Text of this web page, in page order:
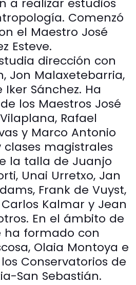
a realizar estudios
Comenzó
el Maestro José
Esteve.
dirección con
Jon Malaxetebarria,
Iker Sánchez. Ha
los Maestros José
Rafael
y Marco Antonio
clases magistrales
la talla de Juanjo
Unai Urretxo, Jan
Frank de Vuyst,
Kalmar y Jean
En el ámbito de
ha formado con
Olaia Montoya e
Conservatorios de
San Sebastián.